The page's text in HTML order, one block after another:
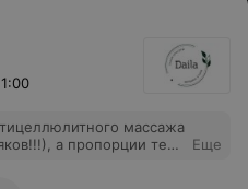
что вы есть.
массажа
а пропорции тела
Еще